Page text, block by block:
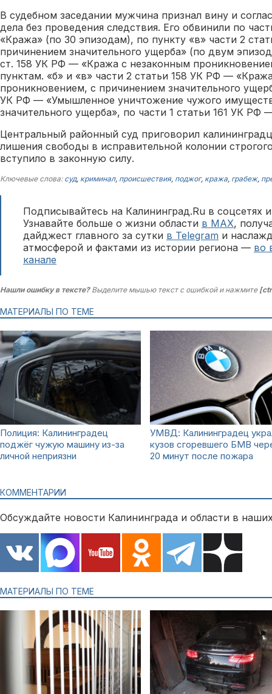
В судебном заседании мужчина признал вину и
дела без проведения следствия. Его обвинили по
«Кража» (по 30 эпизодам), по пункту «в» части 2
причинением значительного ущерба» (по двум
ст. 158 УК РФ — «Кража с незаконным
пунктам. «б» и «в» части 2 статьи 158 УК РФ —
проникновением, с причинением значительного
УК РФ — «Умышленное уничтожение чужого
значительного ущерба», по части 1 статьи 161 УК РФ
Центральный районный суд приговорил
лишения свободы в исправительной колонии
вступило в законную силу.
Ключевые слова: суд, криминал, происшествия, поджог, кража, грабеж,
Подписывайтесь на Калининград.Ru в соцсетях
Узнавайте больше о жизни области в MAX,
дайджест главного за сутки в Telegram и
атмосферой и фактами из истории региона — во
канале
Нашли ошибку в тексте?Выделите мышью текст с ошибкой и нажмите
МАТЕРИАЛЫ ПО ТЕМЕ
Полиция: Калининградец
поджёг чужую машину из-за
личной неприязни
УМВД: Калининградец
кузов сгоревшего БМВ
20 минут после пожара
КОММЕНТАРИИ
Обсуждайте новости Калининграда и области в
МАТЕРИАЛЫ ПО ТЕМЕ